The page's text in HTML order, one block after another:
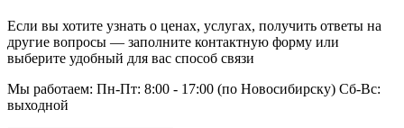
Если вы хотите узнать о ценах, услугах, получить ответы на
другие вопросы — заполните контактную форму или
выберите удобный для вас способ связи
Мы работаем: Пн-Пт: 8:00 - 17:00 (по Новосибирску) Сб-Вс:
выходной